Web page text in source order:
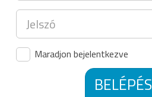
Maradjon bejelentkezve
BELÉPÉS